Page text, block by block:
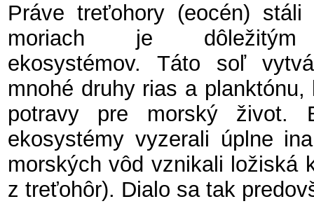
Práve treťohory (eocén)
moriach je dôležitým
ekosystémov. Táto soľ
mnohé druhy rias a
potravy pre morský život.
ekosystémy vyzerali úplne
morských vôd vznikali ložiská
z treťohôr). Dialo sa tak